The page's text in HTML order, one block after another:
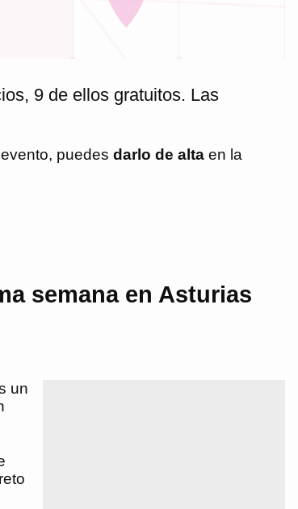
9 de ellos gratuitos. Las
puedes darlo de alta en la
semana en Asturias
un